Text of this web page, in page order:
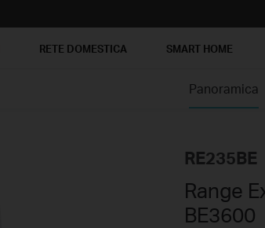
RETE DOMESTICA SMART HOME
Panoramica
RE235BE
Range
BE3600